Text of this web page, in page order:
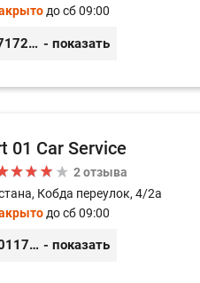
до сб 09:00
+77172978380 - показать
01 Car Service
2 отзыва
Кобда переулок, 4/2а
до сб 09:00
87011754444 - показать